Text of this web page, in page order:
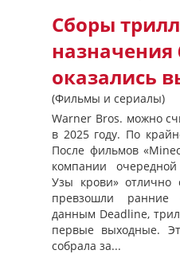
Сборы
назначения
оказались
(Фильмы и сериалы)
Warner Bros. можно
в 2025 году. По
После фильмов
компании
Узы крови» отлично
превзошли ранние
данным Deadline,
первые выходные.
собрала за...